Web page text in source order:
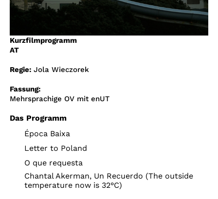
Account
Kurzfilmprogramm
AT
Regie: Jola Wieczorek
Fassung:
Mehrsprachige OV mit enUT
Das Programm
Época Baixa
Letter to Poland
O que requesta
Chantal Akerman, Un Recuerdo (The outside
temperature now is 32°C)